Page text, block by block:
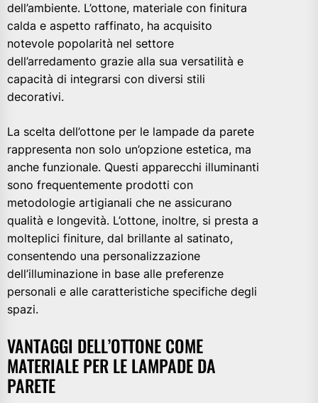
dell’ambiente. L’ottone, materiale con finitura
calda e aspetto raffinato, ha acquisito
notevole popolarità nel settore
dell’arredamento grazie alla sua versatilità e
capacità di integrarsi con diversi stili
decorativi.
La scelta dell’ottone per le lampade da parete
rappresenta non solo un’opzione estetica, ma
anche funzionale. Questi apparecchi illuminanti
sono frequentemente prodotti con
metodologie artigianali che ne assicurano
qualità e longevità. L’ottone, inoltre, si presta a
molteplici finiture, dal brillante al satinato,
consentendo una personalizzazione
dell’illuminazione in base alle preferenze
personali e alle caratteristiche specifiche degli
spazi.
VANTAGGI DELL’OTTONE COME
MATERIALE PER LE LAMPADE DA
PARETE